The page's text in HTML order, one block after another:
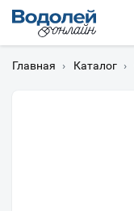
Главная › Каталог ›